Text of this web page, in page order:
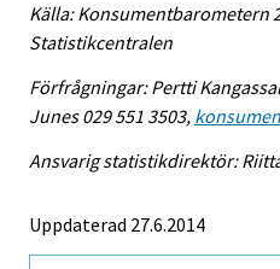
Källa: Konsumentbarometern
Statistikcentralen
Förfrågningar: Pertti
Junes 029 551 3503,
Ansvarig statistikdirektör:
Uppdaterad 27.6.2014